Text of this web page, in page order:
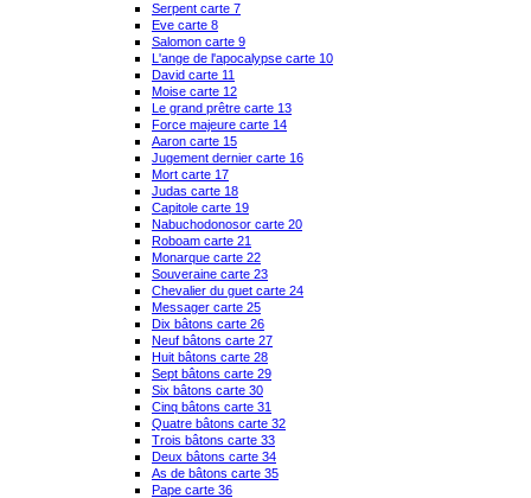
Serpent carte 7
Eve carte 8
Salomon carte 9
L'ange de l'apocalypse carte 10
David carte 11
Moise carte 12
Le grand prêtre carte 13
Force majeure carte 14
Aaron carte 15
Jugement dernier carte 16
Mort carte 17
Judas carte 18
Capitole carte 19
Nabuchodonosor carte 20
Roboam carte 21
Monarque carte 22
Souveraine carte 23
Chevalier du guet carte 24
Messager carte 25
Dix bâtons carte 26
Neuf bâtons carte 27
Huit bâtons carte 28
Sept bâtons carte 29
Six bâtons carte 30
Cinq bâtons carte 31
Quatre bâtons carte 32
Trois bâtons carte 33
Deux bâtons carte 34
As de bâtons carte 35
Pape carte 36